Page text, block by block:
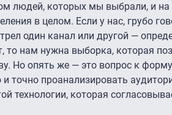
людей, которых мы выбрали, и
в целом. Если у нас, грубо
один канал или другой —
то нам нужна выборка, которая
Но опять же — это вопрос к
точно проанализировать
технологии, которая